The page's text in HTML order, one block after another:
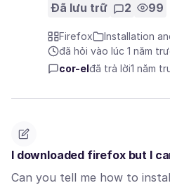
Đã lưu trữ 2 99
Firefox
Installation
đã hỏi vào lúc 1 năm
cor-el đã trả lời1 năm
I downloaded firefox but I
Can you tell me how to